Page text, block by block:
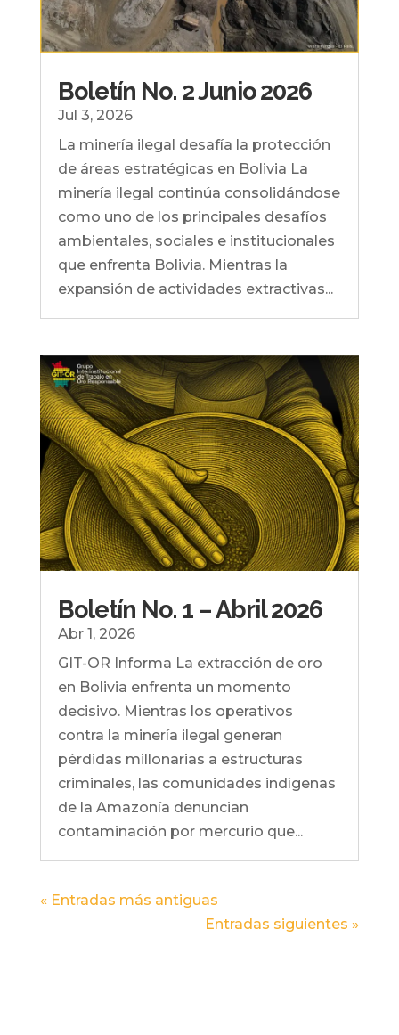
Boletín No. 2 Junio 2026
Jul 3, 2026
La minería ilegal desafía la protección
de áreas estratégicas en Bolivia La
minería ilegal continúa consolidándose
como uno de los principales desafíos
ambientales, sociales e institucionales
que enfrenta Bolivia. Mientras la
expansión de actividades extractivas...
Boletín No. 1 – Abril 2026
Abr 1, 2026
GIT-OR Informa La extracción de oro
en Bolivia enfrenta un momento
decisivo. Mientras los operativos
contra la minería ilegal generan
pérdidas millonarias a estructuras
criminales, las comunidades indígenas
de la Amazonía denuncian
contaminación por mercurio que...
« Entradas más antiguas
Entradas siguientes »